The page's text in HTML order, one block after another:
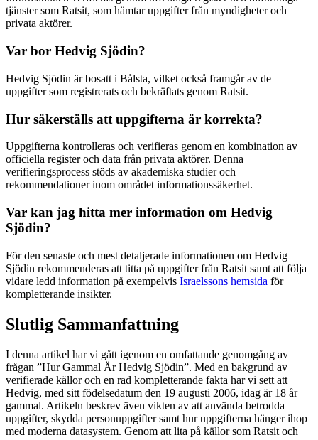
tjänster som Ratsit, som hämtar uppgifter från myndigheter och
privata aktörer.
Var bor Hedvig Sjödin?
Hedvig Sjödin är bosatt i Bålsta, vilket också framgår av de
uppgifter som registrerats och bekräftats genom Ratsit.
Hur säkerställs att uppgifterna är korrekta?
Uppgifterna kontrolleras och verifieras genom en kombination av
officiella register och data från privata aktörer. Denna
verifieringsprocess stöds av akademiska studier och
rekommendationer inom området informationssäkerhet.
Var kan jag hitta mer information om Hedvig
Sjödin?
För den senaste och mest detaljerade informationen om Hedvig
Sjödin rekommenderas att titta på uppgifter från Ratsit samt att följa
vidare ledd information på exempelvis Israelssons hemsida för
kompletterande insikter.
Slutlig Sammanfattning
I denna artikel har vi gått igenom en omfattande genomgång av
frågan ”Hur Gammal Är Hedvig Sjödin”. Med en bakgrund av
verifierade källor och en rad kompletterande fakta har vi sett att
Hedvig, med sitt födelsedatum den 19 augusti 2006, idag är 18 år
gammal. Artikeln beskrev även vikten av att använda betrodda
uppgifter, skydda personuppgifter samt hur uppgifterna hänger ihop
med moderna datasystem. Genom att lita på källor som Ratsit och